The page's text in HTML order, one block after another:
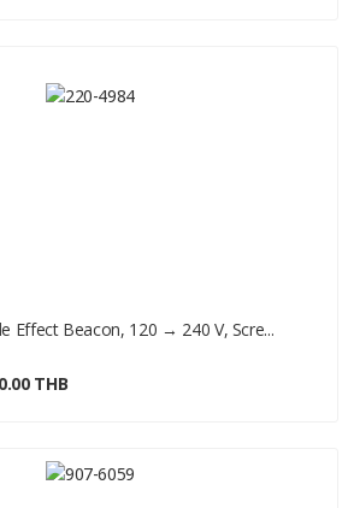
Effect Beacon, 120 → 240 V, Scre...
THB